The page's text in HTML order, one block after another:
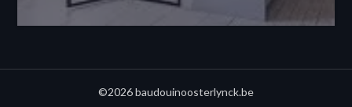
©2026 baudouinoosterlynck.be